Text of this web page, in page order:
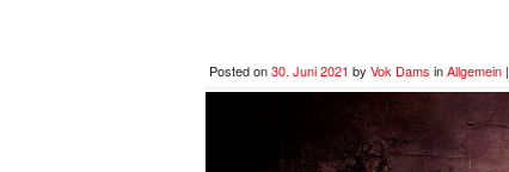
Posted on30. Juni 2021 by Vok Dams inAllgemein |